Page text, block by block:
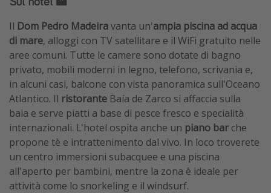
Il Dom Pedro Madeiravanta un'ampia piscina ad acqua
di mare, alloggi con TV satellitare e il WiFi gratuito nelle
aree comuni. Tutte le camere sono dotate di bagno
privato, mobili moderni in legno, telefono, scrivania e,
in alcuni casi, balcone con vista panoramica sull'Oceano
Atlantico. Il ristorante Baía de Zarco si affaccia sulla
baia e serve piatti a base di pesce fresco e specialità
internazionali. L'hotel ospita anche un piano bar che
propone tè e intrattenimento dal vivo. In loco troverete
un centro immersioni subacquee e una piscina
all'aperto per bambini, mentre la zona è ideale per
attività come lo snorkeling e il windsurf.